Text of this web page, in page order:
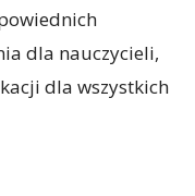
dla nauczycieli,
dla wszystkich